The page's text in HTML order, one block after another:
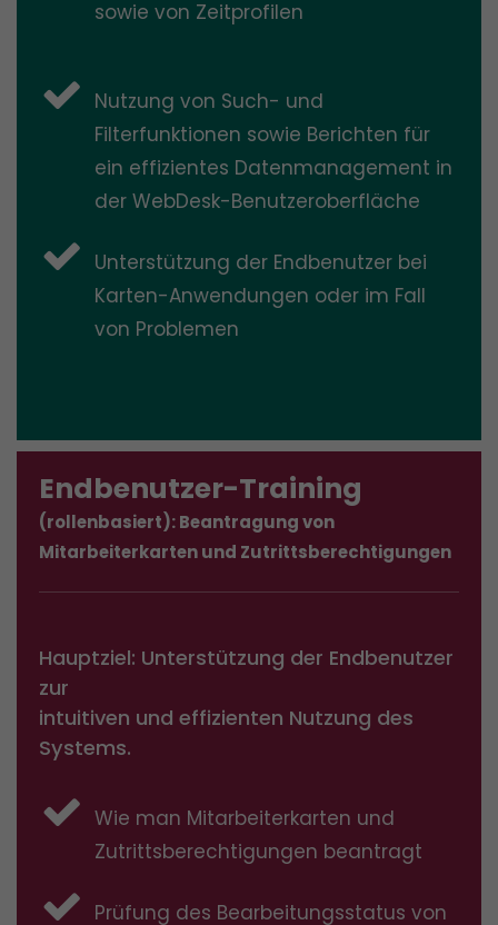
sowie von Zeitprofilen
Nutzung von Such- und
Filterfunktionen sowie Berichten für
ein effizientes Datenmanagement in
der WebDesk-Benutzeroberfläche
Unterstützung der Endbenutzer bei
Karten-Anwendungen oder im Fall
von Problemen
Endbenutzer-Training
(rollenbasiert): Beantragung von
Mitarbeiterkarten und Zutrittsberechtigungen
Hauptziel: Unterstützung der Endbenutzer
zur
intuitiven und effizienten Nutzung des
Systems.
Wie man Mitarbeiterkarten und
Zutrittsberechtigungen beantragt
Prüfung des Bearbeitungsstatus von